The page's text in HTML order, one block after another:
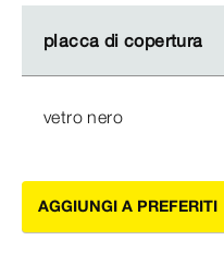
placca di copertura
placca di copertura
vetro nero
AGGIUNGI A PREFERITI